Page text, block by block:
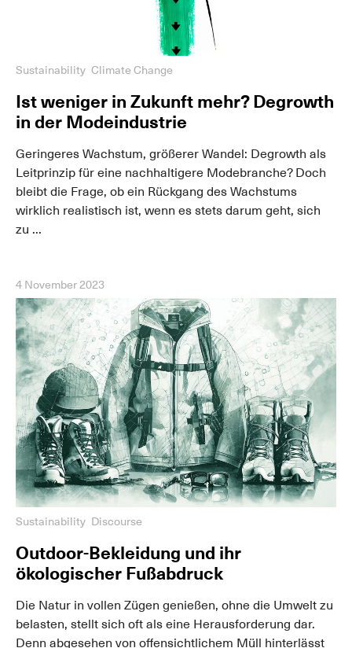
Sustainability Climate Change
Ist weniger in Zukunft mehr? Degrowth
in der Modeindustrie
Geringeres Wachstum, größerer Wandel: Degrowth als
Leitprinzip für eine nachhaltigere Modebranche? Doch
bleibt die Frage, ob ein Rückgang des Wachstums
wirklich realistisch ist, wenn es stets darum geht, sich
zu ...
4 November 2023
Sustainability Discourse
Outdoor-Bekleidung und ihr
ökologischer Fußabdruck
Die Natur in vollen Zügen genießen, ohne die Umwelt zu
belasten, stellt sich oft als eine Herausforderung dar.
Denn abgesehen von offensichtlichem Müll hinterlässt